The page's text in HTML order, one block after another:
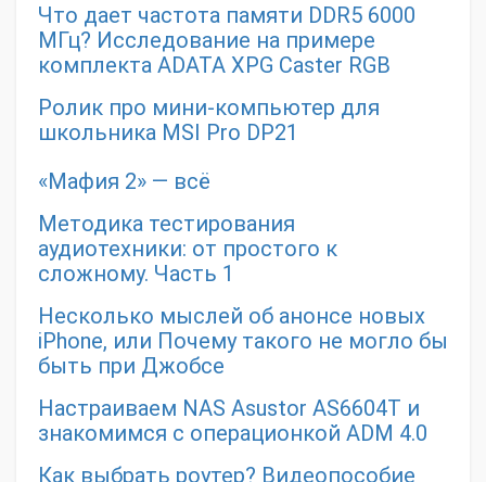
Что дает частота памяти DDR5 6000
МГц? Исследование на примере
комплекта ADATA XPG Caster RGB
Ролик про мини-компьютер для
школьника MSI Pro DP21
«Мафия 2» — всё
Методика тестирования
аудиотехники: от простого к
сложному. Часть 1
Несколько мыслей об анонсе новых
iPhone, или Почему такого не могло бы
быть при Джобсе
Настраиваем NAS Asustor AS6604T и
знакомимся с операционкой ADM 4.0
Как выбрать роутер? Видеопособие